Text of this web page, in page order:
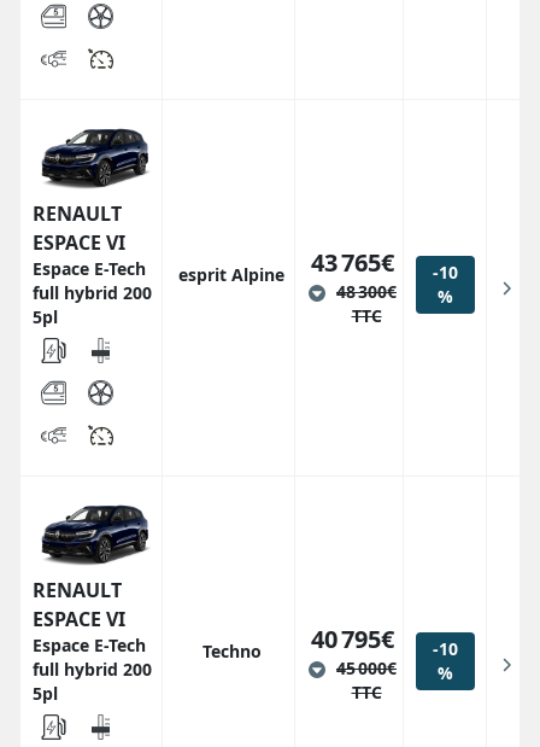
RENAULT
ESPACE VI
Espace E-Tech
full hybrid 200
5pl
esprit Alpine 43 765€
48 300€
TTC
-10
%
RENAULT
ESPACE VI
Espace E-Tech
full hybrid 200
5pl
Techno 40 795€
45 000€
TTC
-10
%